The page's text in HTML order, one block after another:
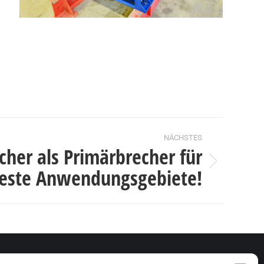
NÄCHSTES
als Primärbrecher für
Anwendungsgebiete!